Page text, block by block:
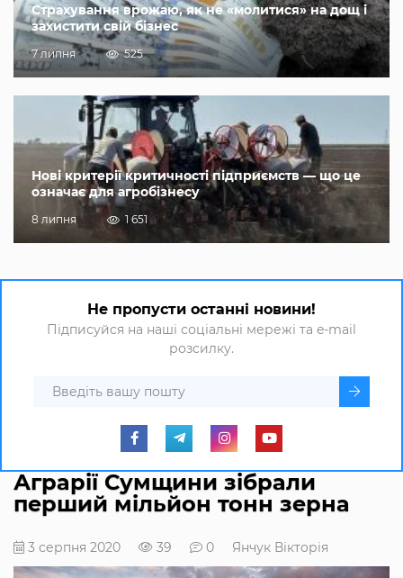
Страхування врожаю, як не «молитися» на дощ і
захистити свій бізнес
7 липня 525
Нові критерії критичності підприємств — що це
означає для агробізнесу
8 липня 1 651
Не пропусти останні новини!
Підписуйся на наші соціальні мережі та e-mail
розсилку.
Аграрії Сумщини зібрали
перший мільйон тонн зерна
3 серпня 2020 39 0 Янчук Вікторія